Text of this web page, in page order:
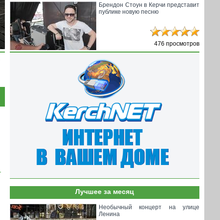
Брендон Стоун в Керчи представит
публике новую песню
476 просмотров
Лучшее за месяц
Необычный концерт на улице
Ленина